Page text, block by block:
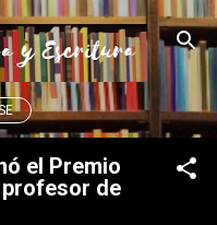
el Premio
profesor de